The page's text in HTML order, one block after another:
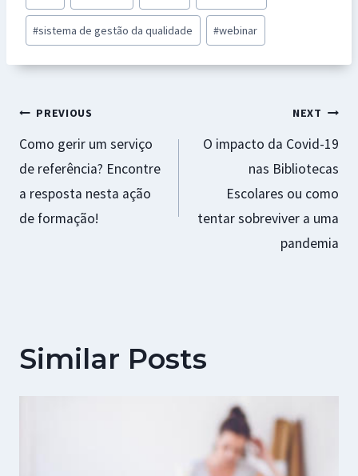
o
o
k
sA
p
p
n
ge
r
es
t
l
e
Tags:
#sistema de gestão da qualidade #webinar
Navegação
de
artigos
PREVIOUS
Como gerir um serviço
de referência? Encontre
a resposta nesta ação
de formação!
NEXT
O impacto da Covid-19
nas Bibliotecas
Escolares ou como
tentar sobreviver a uma
pandemia
Similar Posts